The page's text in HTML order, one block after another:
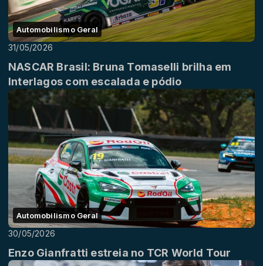
Automobilismo Geral
31/05/2026
NASCAR Brasil: Bruna Tomaselli brilha em
Interlagos com escalada e pódio
Automobilismo Geral
30/05/2026
Enzo Gianfratti estreia no TCR World Tour